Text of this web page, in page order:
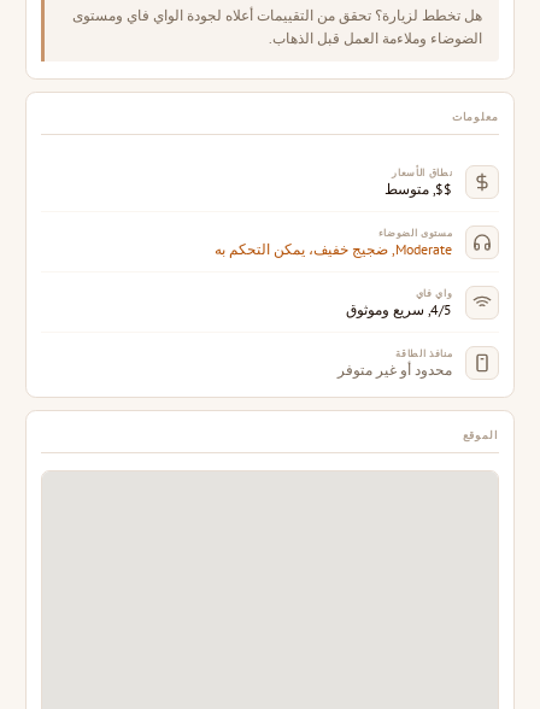
هل تخطط لزيارة؟ تحقق من التقييمات أعلاه لجودة الواي فاي ومستوى
الضوضاء وملاءمة العمل قبل الذهاب.
معلومات
نطاق الأسعار
$$, متوسط
مستوى الضوضاء
Moderate, ضجيج خفيف، يمكن التحكم به
واي فاي
4/5, سريع وموثوق
منافذ الطاقة
محدود أو غير متوفر
الموقع